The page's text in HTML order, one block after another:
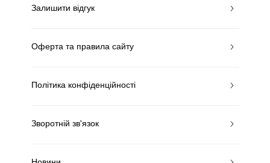
Залишити відгук
Оферта та правила сайту
Політика конфіденційності
Зворотній зв'язок